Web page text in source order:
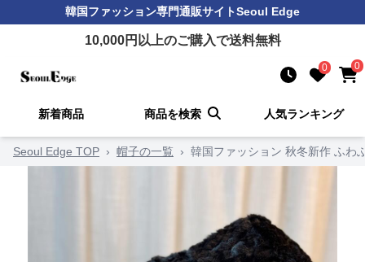
韓国ファッション専門通販サイトSeoul Edge
10,000円以上のご購入で送料無料
0 0
新着商品 商品を検索 人気ランキング
Seoul Edge TOP › 帽子の一覧 › 韓国ファッション 秋冬新作 ふわ